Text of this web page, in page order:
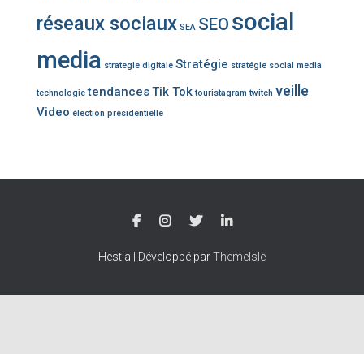
réseaux sociaux SEA SEO social
media strategie digitale Stratégie stratégie social media
technologie tendancesTik Tok touristagram twitch veille
Video élection présidentielle
Hestia | Développé parThemeIsle